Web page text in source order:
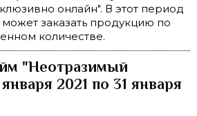
онлайн". В этот период
заказать продукцию по
количестве.
"Неотразимый
2021 по 31 января